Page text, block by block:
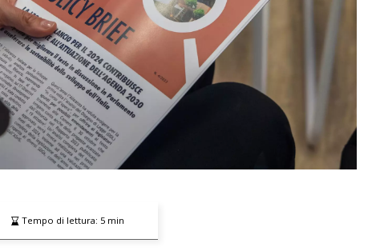
Tempo di lettura: 5min